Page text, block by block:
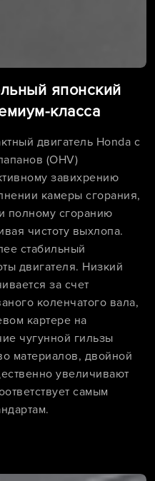
японский
класса
двигатель Honda с
(OHV)
завихрению
камеры сгорания,
полному сгоранию
чистоту выхлопа.
стабильный
двигателя. Низкий
за счет
коленчатого вала,
картере на
чугунной гильзы
материалов, двойной
увеличивают
самым